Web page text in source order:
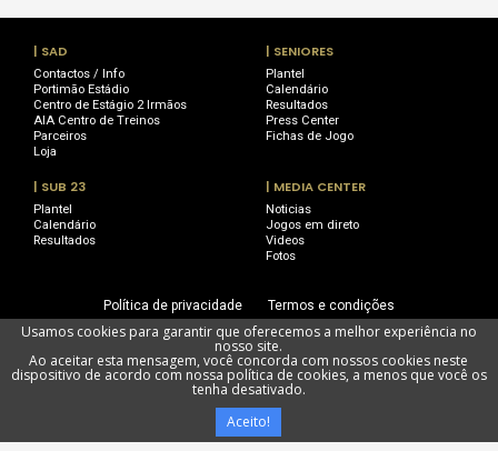
| SAD
Contactos / Info
Portimão Estádio
Centro de Estágio 2 Irmãos
AIA Centro de Treinos
Parceiros
Loja
| SENIORES
Plantel
Calendário
Resultados
Press Center
Fichas de Jogo
| SUB 23
Plantel
Calendário
Resultados
| MEDIA CENTER
Noticias
Jogos em direto
Videos
Fotos
Política de privacidade
Termos e condições
Utilização de cookies
Livro de Reclamações
Portimonense Futebol SAD @ Todos os direitos reservados
Usamos cookies para garantir que oferecemos a melhor experiência no
nosso site.
Ao aceitar esta mensagem, você concorda com nossos cookies neste
dispositivo de acordo com nossa política de cookies, a menos que você os
tenha desativado.
Aceito!